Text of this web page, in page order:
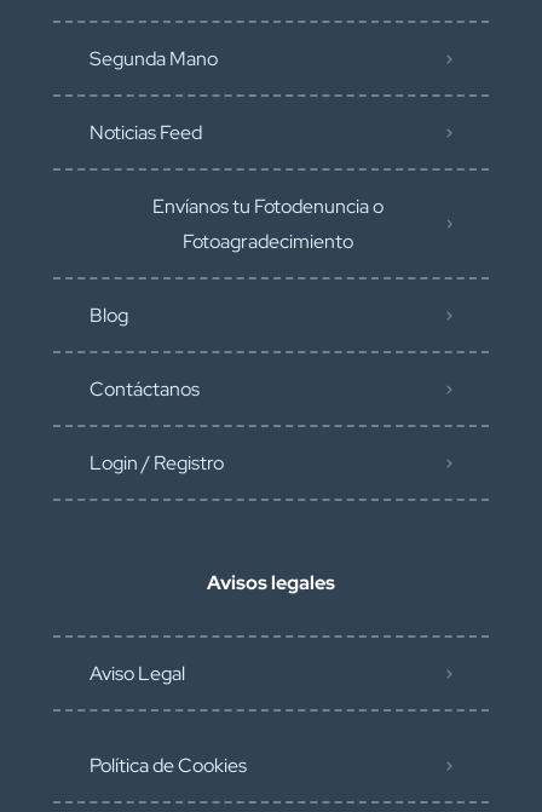
Segunda Mano
Noticias Feed
Envíanos tu Fotodenuncia o
Fotoagradecimiento
Blog
Contáctanos
Login / Registro
Avisos legales
Aviso Legal
Política de Cookies